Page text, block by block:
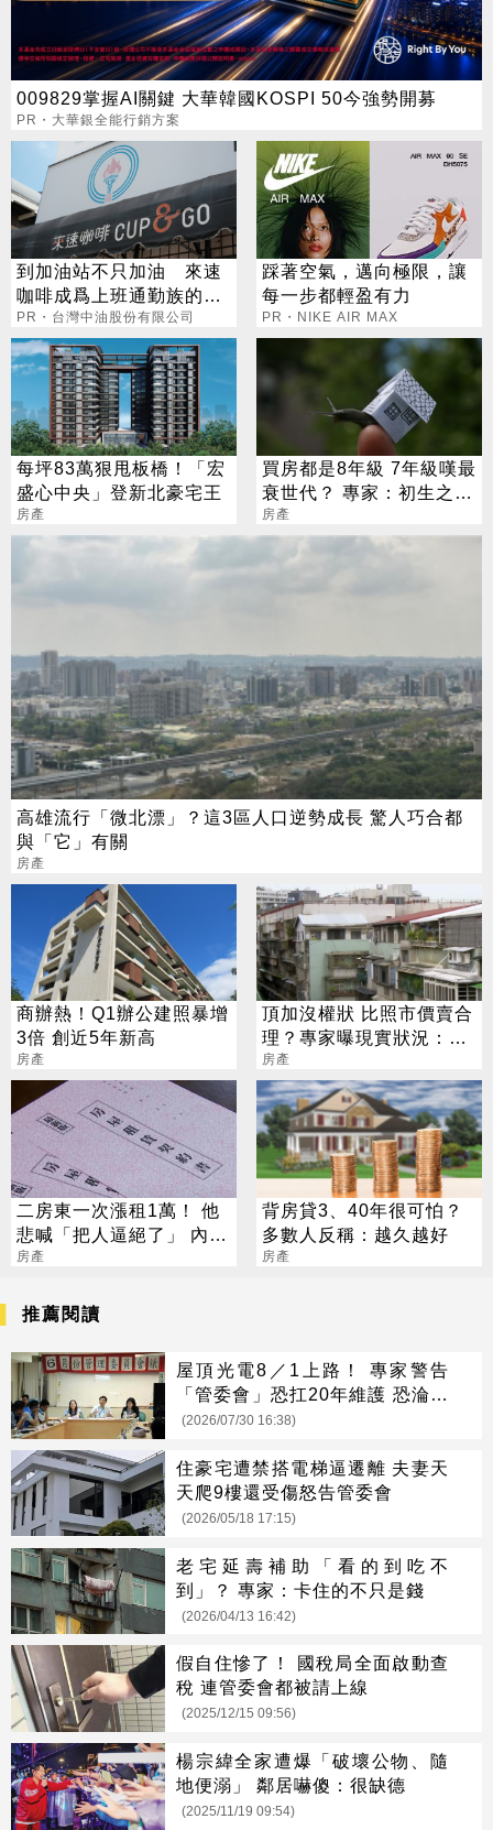
009829掌握AI關鍵 大華韓國KOSPI 50今強勢開募
PR・大華銀全能行銷方案
到加油站不只加油 來速
咖啡成爲上班通勤族的新
選擇
PR・台灣中油股份有限公司
踩著空氣，邁向極限，讓
每一步都輕盈有力
PR・NIKE AIR MAX
每坪83萬狠甩板橋！「宏
盛心中央」登新北豪宅王
房產
買房都是8年級 7年級嘆最
衰世代？ 專家：初生之犢
不畏虎
房產
高雄流行「微北漂」？這3區人口逆勢成長 驚人巧合都
與「它」有關
房產
商辦熱！Q1辦公建照暴增
3倍 創近5年新高
房產
頂加沒權狀 比照市價賣合
理？專家曝現實狀況：小
心當冤大頭
房產
二房東一次漲租1萬！ 他
悲喊「把人逼絕了」 內行
嘆：只剩1招
房產
背房貸3、40年很可怕？
多數人反稱：越久越好
房產
推薦閱讀
屋頂光電8／1上路！ 專家警告
「管委會」恐扛20年維護 恐淪高
空廢棄物
(2026/07/30 16:38)
住豪宅遭禁搭電梯逼遷離 夫妻天
天爬9樓還受傷怒告管委會
(2026/05/18 17:15)
老宅延壽補助「看的到吃不
到」？ 專家：卡住的不只是錢
(2026/04/13 16:42)
假自住慘了！ 國稅局全面啟動查
稅 連管委會都被請上線
(2025/12/15 09:56)
楊宗緯全家遭爆「破壞公物、隨
地便溺」 鄰居嚇傻：很缺德
(2025/11/19 09:54)